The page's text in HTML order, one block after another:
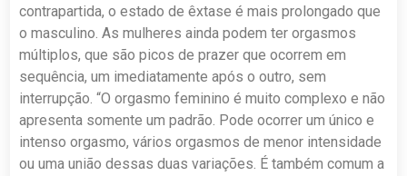
contrapartida, o estado de êxtase é mais prolongado que
o masculino. As mulheres ainda podem ter orgasmos
múltiplos, que são picos de prazer que ocorrem em
sequência, um imediatamente após o outro, sem
interrupção. “O orgasmo feminino é muito complexo e não
apresenta somente um padrão. Pode ocorrer um único e
intenso orgasmo, vários orgasmos de menor intensidade
ou uma união dessas duas variações. É também comum a